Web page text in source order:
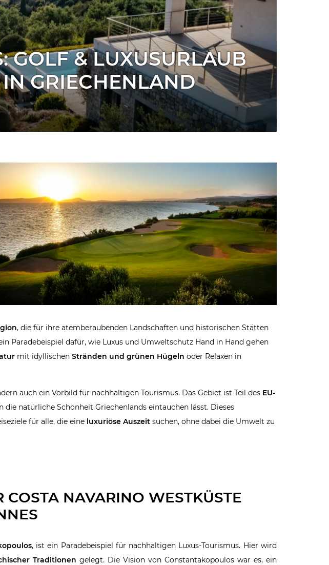
GOLF & LUXUSURLAUB
GRIECHENLAND
, die für ihre atemberaubenden Landschaften und historischen Stätten
Paradebeispiel dafür, wie Luxus und Umweltschutz Hand in Hand gehen
mit idyllischen Stränden und grünen Hügeln oder Relaxen in
auch ein Vorbild für nachhaltigen Tourismus. Das Gebiet ist Teil des EU-
die natürliche Schönheit Griechenlands eintauchen lässt. Dieses
für alle, die eine luxuriöse Auszeit suchen, ohne dabei die Umwelt zu
NAVARINO WESTKÜSTE
, ist ein Paradebeispiel für nachhaltigen Luxus-Tourismus. Hier wird
Traditionen gelegt. Die Vision von Constantakopoulos war es, ein